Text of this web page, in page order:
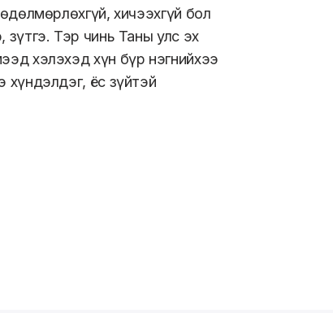
хичээхгүй бол
Тэр чинь Таны улс эх
хэлэхэд хүн бүр нэгнийхээ
хүндэлдэг, ёс зүйтэй